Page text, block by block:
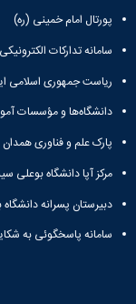
و
حسابداری
رزن
صنایع
بهار
نهاوند
سایر
برنامه
آموزشی
آموزش
های
پورتال امام خمینی (ره)
سامانه تدارکات
ریاست جمهوری اسلامی
دانشگاه‌ها و مؤسسات
پارک علم و فناوری همدان
مرکز آپا دانشگاه بوعلی
دبیرستان پسرانه
سامانه پاسخگوئی به